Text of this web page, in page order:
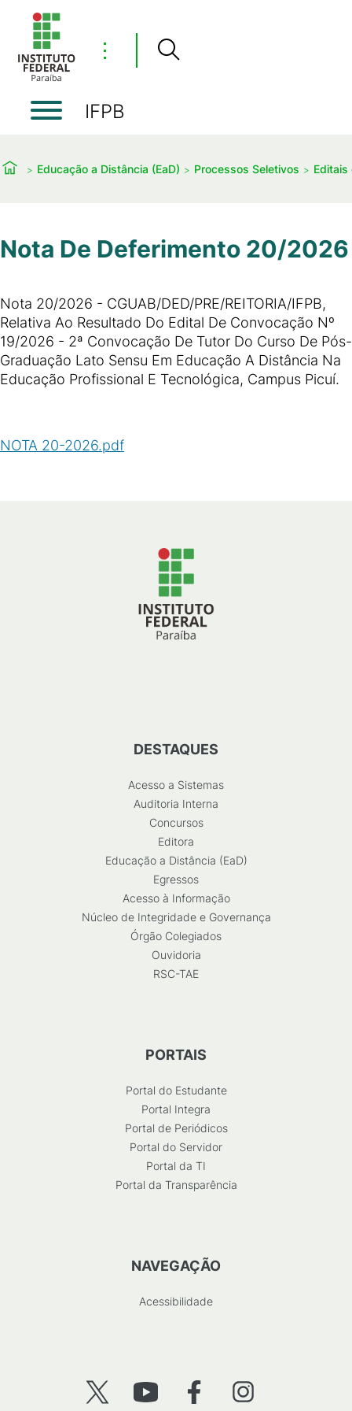
⋮
IFPB
Educação a Distância (EaD) Processos Seletivos Editais
Nota De Deferimento 20/2026
Nota 20/2026 - CGUAB/DED/PRE/REITORIA/IFPB,
Relativa Ao Resultado Do Edital De Convocação Nº
19/2026 - 2ª Convocação De Tutor Do Curso De Pós-
Graduação Lato Sensu Em Educação A Distância Na
Educação Profissional E Tecnológica, Campus Picuí.
NOTA 20-2026.pdf
DESTAQUES
Acesso a Sistemas
Auditoria Interna
Concursos
Editora
Educação a Distância (EaD)
Egressos
Acesso à Informação
Núcleo de Integridade e Governança
Órgão Colegiados
Ouvidoria
RSC-TAE
PORTAIS
Portal do Estudante
Portal Integra
Portal de Periódicos
Portal do Servidor
Portal da TI
Portal da Transparência
NAVEGAÇÃO
Acessibilidade